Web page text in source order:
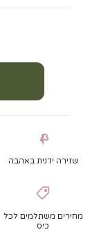
שזירה ידנית באהבה
מחירים משתלמים לכל
כיס